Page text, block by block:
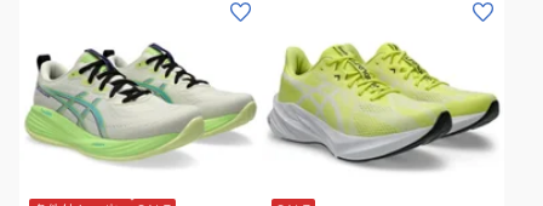
ラ
ワ
1093A233.600
レ
ー
ュ
ー
ュ
ー
ズ)
ラ
ン
ニ
ズ)
ラ
ン
ニ
イ
エ